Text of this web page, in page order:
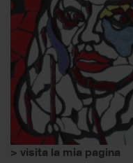
> visita la mia pagina